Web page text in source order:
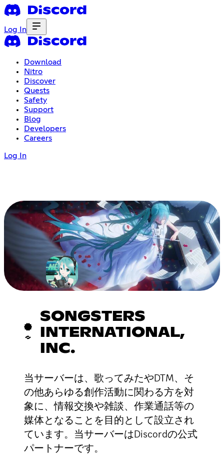
Log In
Download
Nitro
Discover
Quests
Safety
Support
Blog
Developers
Careers
Log In
SONGSTERS
INTERNATIONAL,
INC.
当サーバーは、歌ってみたやDTM、そ
の他あらゆる創作活動に関わる方を対
象に、情報交換や雑談、作業通話等の
媒体となることを目的として設立され
ています。当サーバーはDiscordの公式
パートナーです。